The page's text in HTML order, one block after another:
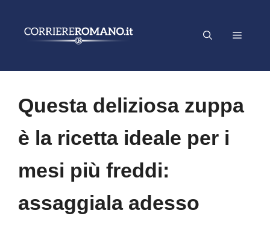
Menu
Questa deliziosa zuppa
è la ricetta ideale per i
mesi più freddi:
assaggiala adesso